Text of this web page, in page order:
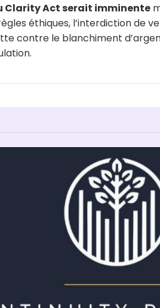
Clarity Act serait imminente
éthiques, l’interdiction de
contre le blanchiment